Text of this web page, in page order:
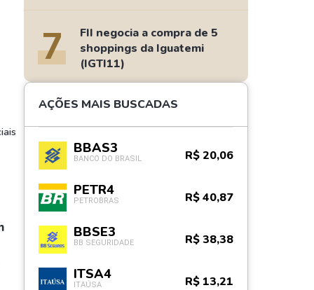
7
FII negocia a compra de 5
shoppings da Iguatemi
(IGTI11)
AÇÕES MAIS BUSCADAS
BBAS3
BANCO DO BRASIL R$ 20,06
PETR4
PETROBRAS R$ 40,87
BBSE3
BB SEGURIDADE R$ 38,38
ITSA4
ITAÚSA R$ 13,21